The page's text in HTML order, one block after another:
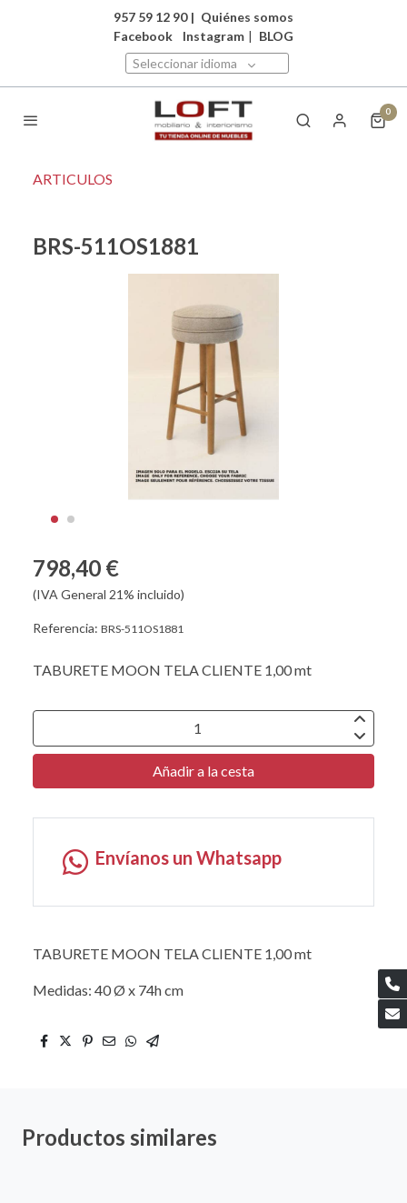
957 59 12 90 | Quiénes somos
Facebook
Instagram | BLOG
Seleccionar idioma
0
ARTICULOS
BRS-511OS1881
798,40 €
(IVA General 21% incluido)
Referencia: BRS-511OS1881
TABURETE MOON TELA CLIENTE 1,00 mt
Añadir a la cesta
Envíanos un Whatsapp
TABURETE MOON TELA CLIENTE 1,00 mt
Medidas: 40 Ø x 74h cm
Productos similares